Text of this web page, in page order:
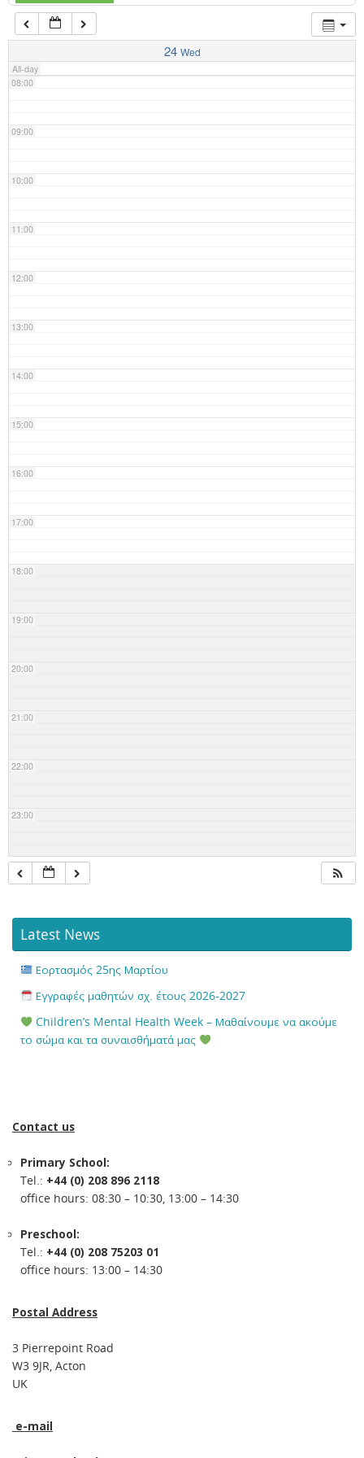
24 Wed
All-day
07:00
08:00
09:00
10:00
11:00
12:00
13:00
14:00
15:00
16:00
17:00
18:00
19:00
20:00
21:00
22:00
23:00
Latest News
Εορτασμός 25ης Μαρτίου
Εγγραφές μαθητών σχ. έτους 2026-2027
Children’s Mental Health Week – Μαθαίνουμε να ακούμε
το σώμα και τα συναισθήματά μας
Contact us
Primary School:
Tel.: +44 (0) 208 896 2118
office hours: 08:30 – 10:30, 13:00 – 14:30
Preschool:
Tel.: +44 (0) 208 75203 01
office hours: 13:00 – 14:30
Postal Address
3 Pierrepoint Road
W3 9JR, Acton
UK
e-mail